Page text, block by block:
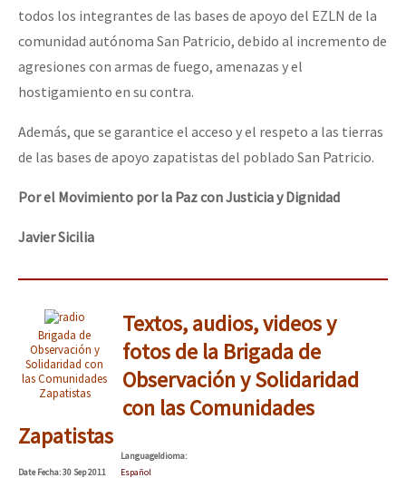
todos los integrantes de las bases de apoyo del EZLN de la
comunidad autónoma San Patricio, debido al incremento de
agresiones con armas de fuego, amenazas y el
hostigamiento en su contra.
Además, que se garantice el acceso y el respeto a las tierras
de las bases de apoyo zapatistas del poblado San Patricio.
Por el Movimiento por la Paz con Justicia y Dignidad
Javier Sicilia
Brigada de
Observación y
Solidaridad con
las Comunidades
Zapatistas
Textos, audios, videos y
fotos de la Brigada de
Observación y Solidaridad
con las Comunidades
Zapatistas
DateFecha: 30 Sep 2011
LanguageIdioma:
Español